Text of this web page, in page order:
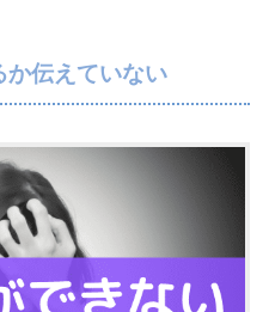
伝えていない